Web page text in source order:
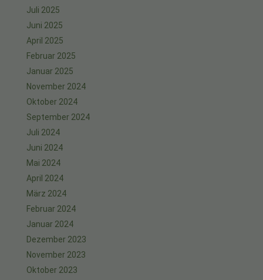
Juli 2025
Juni 2025
April 2025
Februar 2025
Januar 2025
November 2024
Oktober 2024
September 2024
Juli 2024
Juni 2024
Mai 2024
April 2024
März 2024
Februar 2024
Januar 2024
Dezember 2023
November 2023
Oktober 2023